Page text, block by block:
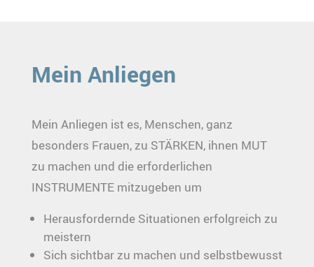
Mein Anliegen
Mein Anliegen ist es, Menschen, ganz
besonders Frauen, zu STÄRKEN, ihnen MUT
zu machen und die erforderlichen
INSTRUMENTE mitzugeben um
Herausfordernde Situationen erfolgreich zu
meistern
Sich sichtbar zu machen und selbstbewusst